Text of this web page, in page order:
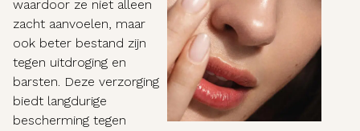
waardoor ze niet alleen
zacht aanvoelen, maar
ook beter bestand zijn
tegen uitdroging en
barsten. Deze verzorging
biedt langdurige
bescherming tegen